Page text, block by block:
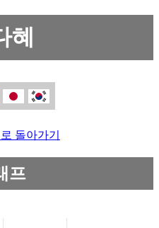
혜
돌아가기
프